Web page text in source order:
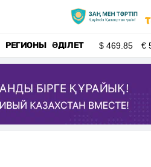
РЕГИОНЫ ӘДІЛЕТ $469.85 €